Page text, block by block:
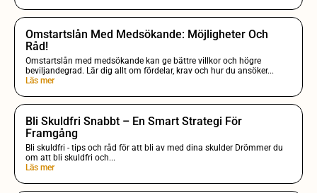
Omstartslån Med Medsökande: Möjligheter Och
Råd!
Omstartslån med medsökande kan ge bättre villkor och högre
beviljandegrad. Lär dig allt om fördelar, krav och hur du ansöker...
Läs mer
Bli Skuldfri Snabbt – En Smart Strategi För
Framgång
Bli skuldfri - tips och råd för att bli av med dina skulder Drömmer du
om att bli skuldfri och...
Läs mer